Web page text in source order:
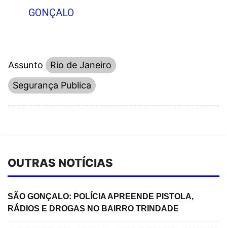
GONÇALO
Assunto
Rio de Janeiro
Segurança Publica
OUTRAS NOTÍCIAS
SÃO GONÇALO: POLÍCIA APREENDE PISTOLA,
RÁDIOS E DROGAS NO BAIRRO TRINDADE